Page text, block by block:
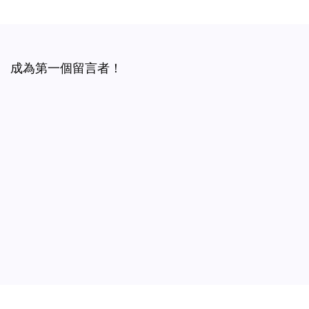
成為第一個留言者！